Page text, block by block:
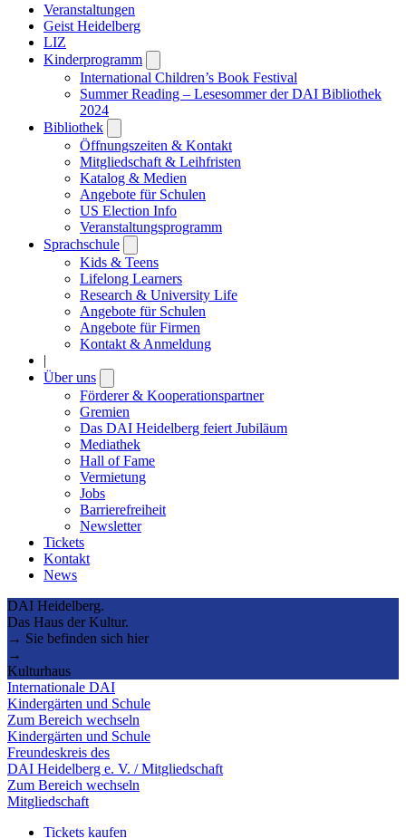
Veranstaltungen
Geist Heidelberg
LIZ
Kinderprogramm
submenu
International Children’s Book Festival
Summer Reading – Lesesommer der DAI Bibliothek
2024
Bibliothek
submenu
Öffnungszeiten & Kontakt
Mitgliedschaft & Leihfristen
Katalog & Medien
Angebote für Schulen
US Election Info
Veranstaltungsprogramm
Sprachschule
submenu
Kids & Teens
Lifelong Learners
Research & University Life
Angebote für Schulen
Angebote für Firmen
Kontakt & Anmeldung
|
Über uns
submenu
Förderer & Kooperationspartner
Gremien
Das DAI Heidelberg feiert Jubiläum
Mediathek
Hall of Fame
Vermietung
Jobs
Barrierefreiheit
Newsletter
Tickets
Kontakt
News
DAI Heidelberg.
Das Haus der Kultur.
→ Sie befinden sich hier
→
Kulturhaus
Internationale DAI
Kindergärten und Schule
Zum Bereich wechseln
Kindergärten und Schule
Freundeskreis des
DAI Heidelberg e. V. / Mitgliedschaft
Zum Bereich wechseln
Mitgliedschaft
Tickets kaufen